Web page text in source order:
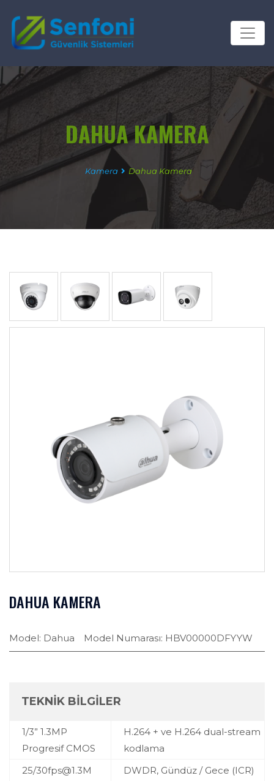
DAHUA KAMERA
Kamera Dahua Kamera
DAHUA KAMERA
Model: Dahua Model Numarası: HBV00000DFYYW
TEKNİK BİLGİLER
1/3” 1.3MP
Progresif CMOS
H.264 + ve H.264 dual-stream
kodlama
25/30fps@1.3M
DWDR, Gündüz / Gece (ICR)